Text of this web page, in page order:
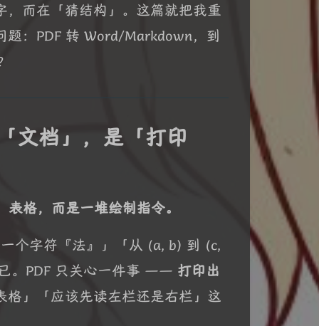
而在「猜结构」。这篇就把我重
：PDF 转 Word/Markdown，到
文档」，是「打印
格，而是一堆绘制指令。
个字符『法』」「从 (a, b) 到 (c,
。PDF 只关心一件事 —— 打印出
」「应该先读左栏还是右栏」这